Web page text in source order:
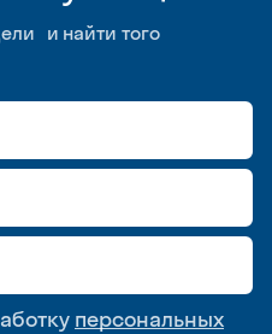
и найти того
персональных